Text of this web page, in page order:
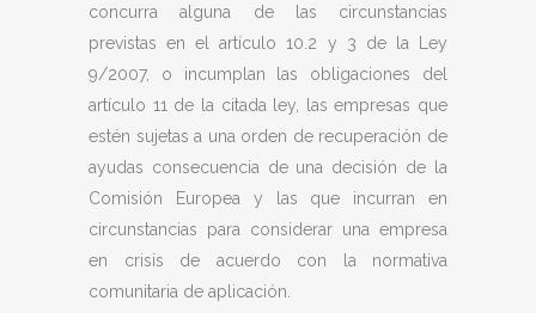
concurra alguna de las circunstancias
previstas en el artículo 10.2 y 3 de la Ley
9/2007, o incumplan las obligaciones del
artículo 11 de la citada ley, las empresas que
estén sujetas a una orden de recuperación de
ayudas consecuencia de una decisión de la
Comisión Europea y las que incurran en
circunstancias para considerar una empresa
en crisis de acuerdo con la normativa
comunitaria de aplicación.